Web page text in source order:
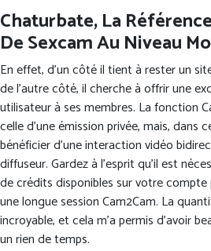
Chaturbate, La
De Sexcam Au Niveau
En effet, d’un côté il tient à rester un
de l’autre côté, il cherche à offrir une
utilisateur à ses membres. La fonction
celle d’une émission privée, mais, dans
bénéficier d’une interaction vidéo
diffuseur. Gardez à l’esprit qu’il est
de crédits disponibles sur votre
une longue session Cam2Cam. La
incroyable, et cela m’a permis d’avoir
un rien de temps.